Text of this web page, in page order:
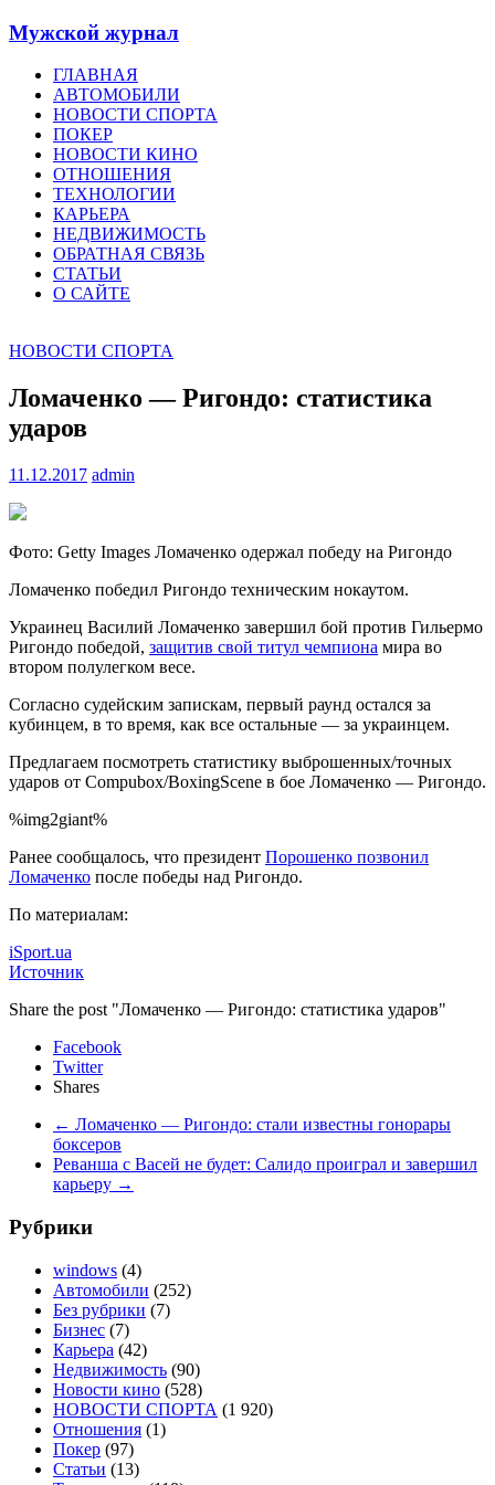
Мужской журнал
ГЛАВНАЯ
АВТОМОБИЛИ
НОВОСТИ СПОРТА
ПОКЕР
НОВОСТИ КИНО
ОТНОШЕНИЯ
ТЕХНОЛОГИИ
КАРЬЕРА
НЕДВИЖИМОСТЬ
ОБРАТНАЯ СВЯЗЬ
СТАТЬИ
О САЙТЕ
НОВОСТИ СПОРТА
Ломаченко — Ригондо: статистика
ударов
11.12.2017 admin
Фото: Getty Images Ломаченко одержал победу на Ригондо
Ломаченко победил Ригондо техническим нокаутом.
Украинец Василий Ломаченко завершил бой против Гильермо
Ригондо победой, защитив свой титул чемпиона мира во
втором полулегком весе.
Согласно судейским запискам, первый раунд остался за
кубинцем, в то время, как все остальные — за украинцем.
Предлагаем посмотреть статистику выброшенных/точных
ударов от Compubox/BoxingScene в бое Ломаченко — Ригондо.
%img2giant%
Ранее сообщалось, что президент Порошенко позвонил
Ломаченко после победы над Ригондо.
По материалам:
iSport.ua
Источник
Share the post "Ломаченко — Ригондо: статистика ударов"
Facebook
Twitter
Shares
← Ломаченко — Ригондо: стали известны гонорары
боксеров
Реванша с Васей не будет: Салидо проиграл и завершил
карьеру →
Рубрики
windows (4)
Автомобили (252)
Без рубрики (7)
Бизнес (7)
Карьера (42)
Недвижимость (90)
Новости кино (528)
НОВОСТИ СПОРТА (1 920)
Отношения (1)
Покер (97)
Статьи (13)